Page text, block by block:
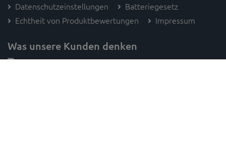
Datenschutzeinstellungen
Batteriegesetz
Echtheit von Produktbewertungen
Impressum
Was unsere Kunden denken